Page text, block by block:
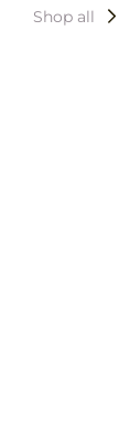
Shop all